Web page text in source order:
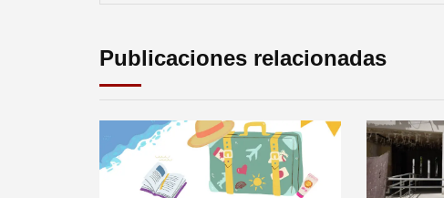
Publicaciones relacionadas